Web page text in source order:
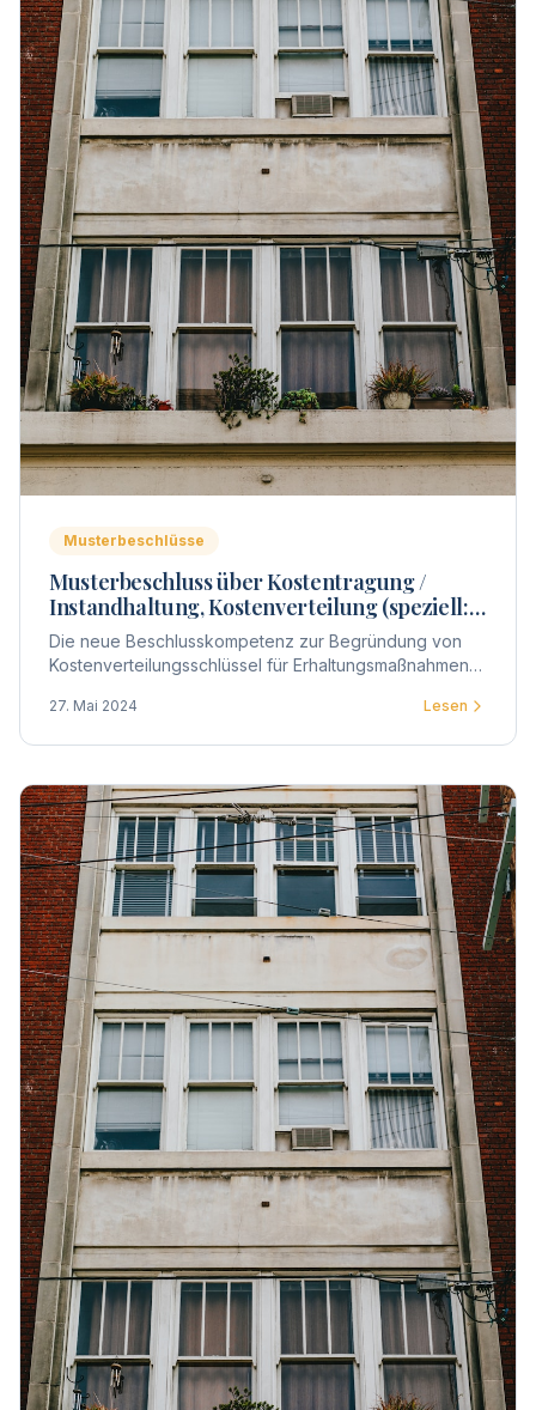
Musterbeschlüsse
Musterbeschluss über Kostentragung /
Instandhaltung, Kostenverteilung (speziell:
Fenster, Balkon- u.
Wohnungseingangstüren)
Die neue Beschlusskompetenz zur Begründung von
Kostenverteilungsschlüssel für Erhaltungsmaßnahmen
Verteilung der Kosten einzelner Gebäudeteile zu
27. Mai 2024 Lesen